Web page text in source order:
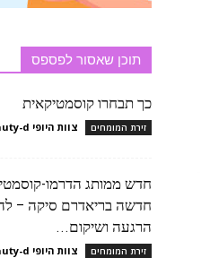
תוכן שאסור לפספס
כך תבחרו קוסמטיקאית
זירת המומחים צוות היופי beauty-d
חדשה בריאדרם סיקה –
הרגעה ושיקום...
זירת המומחים צוות היופי beauty-d